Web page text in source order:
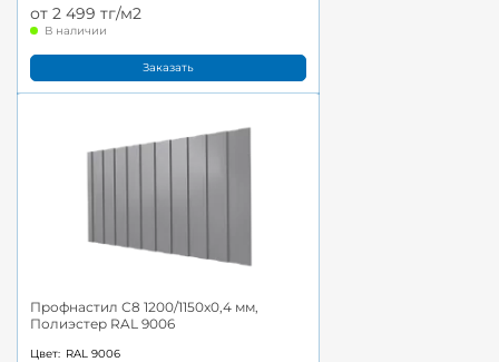
от 2 499 тг/м2
В наличии
Заказать
Профнастил С8 1200/1150x0,4 мм,
Полиэстер RAL 9006
Цвет: RAL 9006